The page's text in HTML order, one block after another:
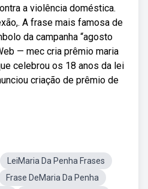
a violência doméstica.
A frase mais famosa de
da campanha “agosto
— mec cria prêmio maria
celebrou os 18 anos da lei
criação de prêmio de
LeiMaria Da Penha Frases
Frase DeMaria Da Penha